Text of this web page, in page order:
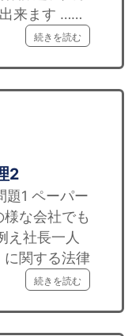
来ます ……
続きを読む
2
1 ペーパー
な会社でも
え社長一人
に関する法律
続きを読む